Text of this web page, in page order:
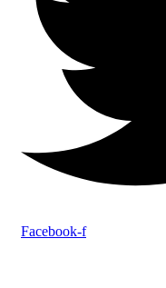
Facebook-f